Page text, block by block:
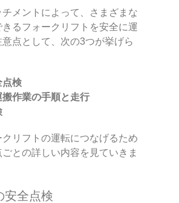
メントによって、さまざまな
るフォークリフトを安全に運
点として、次の3つが挙げら
点検
作業の手順と走行
リフトの運転につなげるため
との詳しい内容を見ていきま
全点検